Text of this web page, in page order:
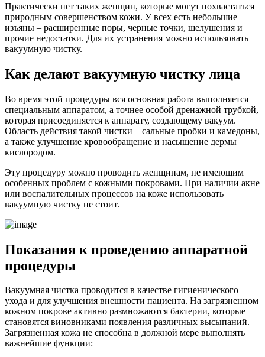
Практически нет таких женщин, которые могут похвастаться
природным совершенством кожи. У всех есть небольшие
изъяны – расширенные поры, черные точки, шелушения и
прочие недостатки. Для их устранения можно использовать
вакуумную чистку.
Как делают вакуумную чистку лица
Во время этой процедуры вся основная работа выполняется
специальным аппаратом, а точнее особой дренажной трубкой,
которая присоединяется к аппарату, создающему вакуум.
Область действия такой чистки – сальные пробки и камедоны,
а также улучшение кровообращение и насыщение дермы
кислородом.
Эту процедуру можно проводить женщинам, не имеющим
особенных проблем с кожными покровами. При наличии акне
или воспалительных процессов на коже использовать
вакуумную чистку не стоит.
Показания к проведению аппаратной
процедуры
Вакуумная чистка проводится в качестве гигиенического
ухода и для улучшения внешности пациента. На загрязненном
кожном покрове активно размножаются бактерии, которые
становятся виновниками появления различных высыпаний.
Загрязненная кожа не способна в должной мере выполнять
важнейшие функции: